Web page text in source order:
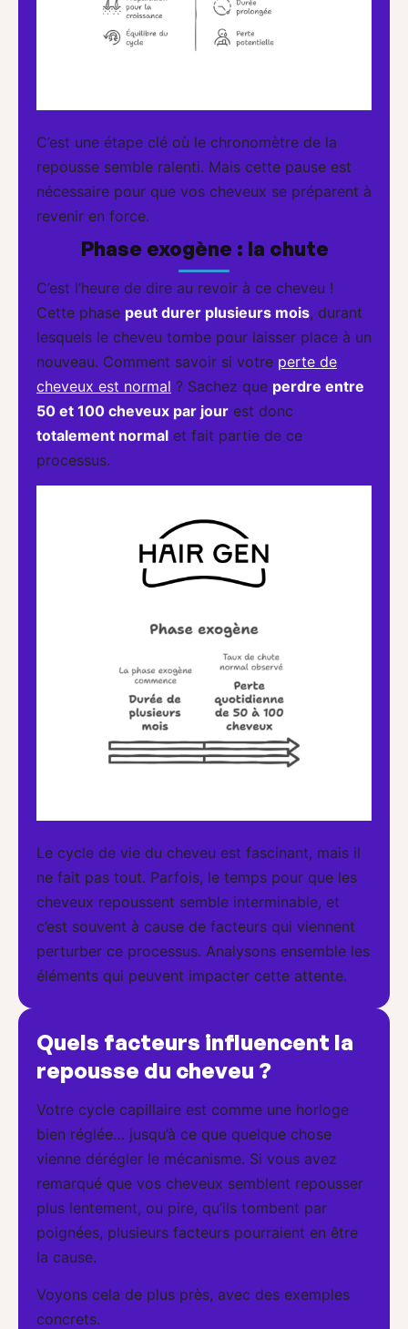
C’est une étape clé où le chronomètre de la
repousse semble ralenti. Mais cette pause est
nécessaire pour que vos cheveux se préparent à
revenir en force.
Phase exogène : la chute
C’est l’heure de dire au revoir à ce cheveu !
Cette phase peut durer plusieurs mois, durant
lesquels le cheveu tombe pour laisser place à un
nouveau. Comment savoir si votre perte de
cheveux est normal ? Sachez que perdre entre
50 et 100 cheveux par jour est donc
totalement normal et fait partie de ce
processus.
Le cycle de vie du cheveu est fascinant, mais il
ne fait pas tout. Parfois, le temps pour que les
cheveux repoussent semble interminable, et
c’est souvent à cause de facteurs qui viennent
perturber ce processus. Analysons ensemble les
éléments qui peuvent impacter cette attente.
Quels facteurs influencent la
repousse du cheveu ?
Votre cycle capillaire est comme une horloge
bien réglée… jusqu’à ce que quelque chose
vienne dérégler le mécanisme. Si vous avez
remarqué que vos cheveux semblent repousser
plus lentement, ou pire, qu’ils tombent par
poignées, plusieurs facteurs pourraient en être
la cause.
Voyons cela de plus près, avec des exemples
concrets.